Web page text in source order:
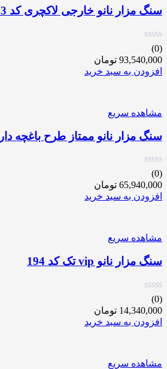
سنگ مزار نانو خارجی لاکچری کد 293
(0)
93,540,000 تومان
افزودن به سبد خرید
مشاهده سریع
سنگ مزار نانو ممتاز طرح باغچه دار
(0)
65,940,000 تومان
افزودن به سبد خرید
مشاهده سریع
سنگ مزار نانو vip تک کد 194
(0)
14,340,000 تومان
افزودن به سبد خرید
مشاهده سریع